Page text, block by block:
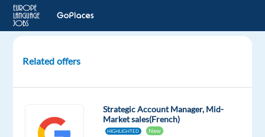
représentative
PARIS
Related offers
Strategic Account Manager, Mid-
Market sales(French)
HIGHLIGHTED New